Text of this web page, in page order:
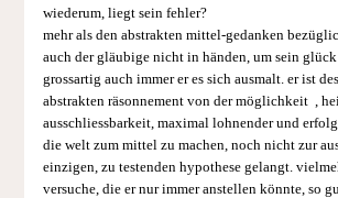
wiederum, liegt sein fehler?
mehr als den abstrakten mittel-gedanken
auch der gläubige nicht in händen, um sein
grossartig auch immer er es sich ausmalt. er ist
abstrakten räsonnement von der möglichkeit ,
ausschliessbarkeit, maximal lohnender und
die welt zum mittel zu machen, noch nicht zur
einzigen, zu testenden hypothese gelangt.
versuche, die er nur immer anstellen könnte, so